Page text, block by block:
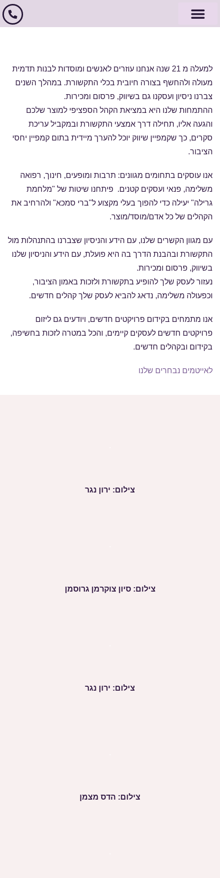
למעלה מ 21 שנה אנחנו עוזרים לאנשים ומוסדות לבנות תדמית
מעולה ולהחשף בצורה חיובית בכלי התקשורת. במהלך השנים
צברנו ניסיון ועסקנו גם בשיווק, פרסום ומכירות.
ההתמחות שלנו היא במציאת הקהל הספציפי למוצר שלכם
והגעה אליו, תחילה דרך אמצעי התקשורת ובמקביל עריכת
סקרים, כך שקמפיין שיווק יוכל להערך מיידית בתום קמפיין יחסי
הציבור.
אנו עוסקים בתחומים מגוונים: תרבות ומופעים, חינוך, רפואה
משלימה, פנאי ועסקים קטנים. פיתחנו שיטות של "מלחמת
גרילה" יעילה כדי להפוך בעלי מקצוע ל"ברי סמכא" ולהרחיב את
הקהלים של כל אדם/מוסד/מוצר.
עם מגוון הקשרים שלנו, עם הידע והניסיון שצברנו בהתנהלות מול
התקשורת ובהבנת הדרך בה היא פועלת, עם הידע והניסיון שלנו
בשיווק, פרסום ומכירות.
נעזור לעסק שלך להופיע בתקשורת ולזכות באמון הציבור,
וכפעולה משלימה, נדאג להביא לעסק שלך קהלים חדשים.
אנו מתמחים בקידום פרויקטים חדשים, ויודעים גם ליזום
פרויקטים חדשים לעסקים קיימים, והכל במטרה לזכות בחשיפה,
בקידום ובקהלים חדשים.
לאייטמים נבחרים שלנו
צילום: ירון נגר
צילום: סיון צוקרמן גרוסמן
צילום: ירון נגר
צילום: הדס מצמן